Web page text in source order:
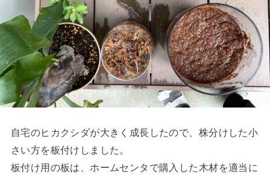
自宅のヒカクシダが大きく成長したので、株分けした小
さい方を板付けしました。
板付け用の板は、ホームセンタで購入した木材を適当に